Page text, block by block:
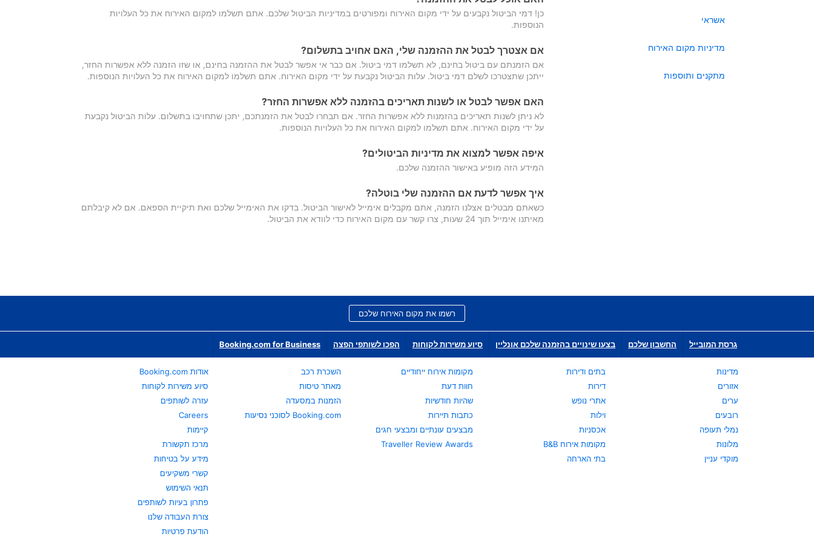
אשראי
מדיניות מקום האירוח
מתקנים ותוספות
כן! דמי הביטול נקבעים על ידי מקום האירוח ומפורטים במדיניות הביטול שלכם. אתם תשלמו למקום האירוח את כל העלויות
הנוספות.
אם אצטרך לבטל את ההזמנה שלי, האם אחויב בתשלום?
אם הזמנתם עם ביטול בחינם, לא תשלמו דמי ביטול. אם כבר אי אפשר לבטל את ההזמנה בחינם, או שזו הזמנה ללא אפשרות החזר,
ייתכן שתצטרכו לשלם דמי ביטול. עלות הביטול נקבעת על ידי מקום האירוח. אתם תשלמו למקום האירוח את כל העלויות הנוספות.
האם אפשר לבטל או לשנות תאריכים בהזמנה ללא אפשרות החזר?
לא ניתן לשנות תאריכים בהזמנות ללא אפשרות החזר. אם תבחרו לבטל את הזמנתכם, יתכן שתחויבו בתשלום. עלות הביטול נקבעת
על ידי מקום האירוח. אתם תשלמו למקום האירוח את כל העלויות הנוספות.
איפה אפשר למצוא את מדיניות הביטולים?
המידע הזה מופיע באישור ההזמנה שלכם.
איך אפשר לדעת אם ההזמנה שלי בוטלה?
כשאתם מבטלים אצלנו הזמנה, אתם מקבלים אימייל לאישור הביטול. בדקו את האימייל שלכם ואת תיקיית הספאם. אם לא קיבלתם
מאיתנו אימייל תוך 24 שעות, צרו קשר עם מקום האירוח כדי לוודא את הביטול.
רשמו את מקום האירוח שלכם
גרסת המובייל החשבון שלכם בצעו שינויים בהזמנה שלכם אונליין סיוע משירות לקוחות הפכו לשותפי הפצה Booking.com for Business
מדינות
אזורים
ערים
רובעים
נמלי תעופה
מלונות
מוקדי עניין
בתים ודירות
דירות
אתרי נופש
וילות
אכסניות
מקומות אירוח B&B
בתי הארחה
מקומות אירוח ייחודיים
חוות דעת
שהיות חודשיות
כתבות תיירות
מבצעים עונתיים ומבצעי חגים
Traveller Review Awards
השכרת רכב
מאתר טיסות
הזמנות במסעדה
Booking.com לסוכני נסיעות
אודות Booking.com
סיוע משירות לקוחות
עזרה לשותפים
Careers
קיימות
מרכז תקשורת
מידע על בטיחות
קשרי משקיעים
תנאי השימוש
פתרון בעיות לשותפים
צורת העבודה שלנו
הודעת פרטיות